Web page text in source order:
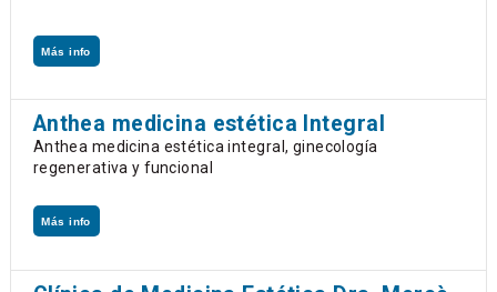
Más info
Anthea medicina estética Integral
Anthea medicina estética integral, ginecología
regenerativa y funcional
Más info